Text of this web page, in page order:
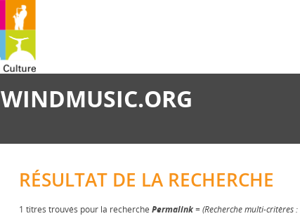
WINDMUSIC.ORG
RÉSULTAT DE LA RECHERCHE
1 titres trouvés pour la recherche Permalink= (Recherche multi-critères